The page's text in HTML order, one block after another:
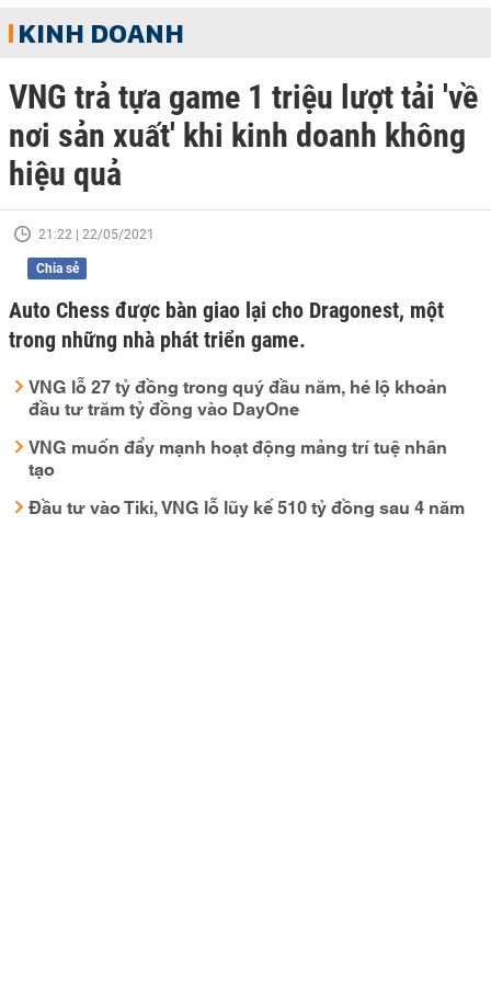
KINH DOANH
VNG trả tựa game 1 triệu lượt tải 'về
nơi sản xuất' khi kinh doanh không
hiệu quả
21:22 | 22/05/2021
Chia sẻ
Auto Chess được bàn giao lại cho Dragonest, một
trong những nhà phát triển game.
VNG lỗ 27 tỷ đồng trong quý đầu năm, hé lộ khoản
đầu tư trăm tỷ đồng vào DayOne
VNG muốn đẩy mạnh hoạt động mảng trí tuệ nhân
tạo
Đầu tư vào Tiki, VNG lỗ lũy kế 510 tỷ đồng sau 4 năm